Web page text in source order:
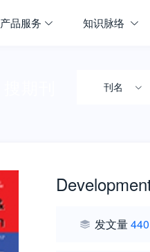
产品服务 知识脉络
刊名
发文量440